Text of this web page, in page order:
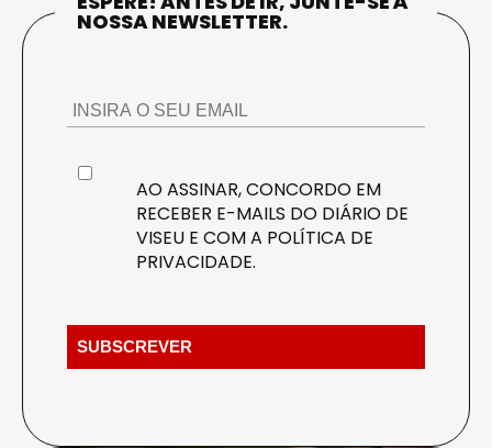
NOSSA NEWSLETTER.
AO ASSINAR, CONCORDO EM
RECEBER E-MAILS DO DIÁRIO DE
VISEU E COM A POLÍTICA DE
PRIVACIDADE.